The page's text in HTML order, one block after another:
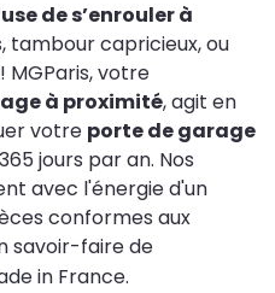
de s’enrouler à
tambour capricieux, ou
MGParis, votre
à proximité, agit en
votre porte de garage
jours par an. Nos
avec l'énergie d'un
conformes aux
savoir-faire de
in France.